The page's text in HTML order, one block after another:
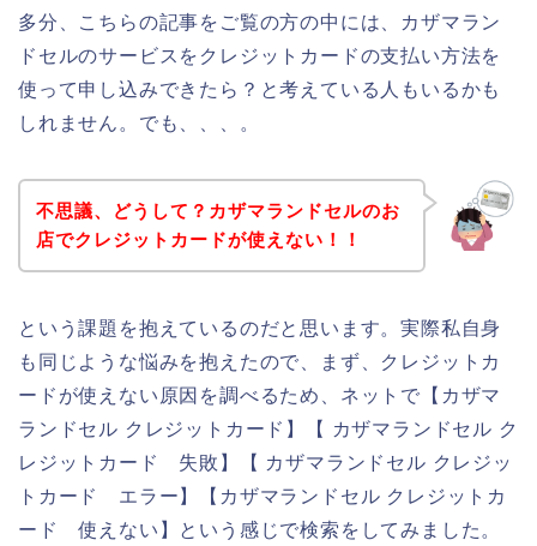
多分、こちらの記事をご覧の方の中には、カザマラン
ドセルのサービスをクレジットカードの支払い方法を
使って申し込みできたら？と考えている人もいるかも
しれません。でも、、、。
不思議、どうして？カザマランドセルのお
店でクレジットカードが使えない！！
という課題を抱えているのだと思います。実際私自身
も同じような悩みを抱えたので、まず、クレジットカ
ードが使えない原因を調べるため、ネットで【カザマ
ランドセル クレジットカード】【 カザマランドセル ク
レジットカード 失敗】【 カザマランドセル クレジッ
トカード エラー】【カザマランドセル クレジットカ
ード 使えない】という感じで検索をしてみました。